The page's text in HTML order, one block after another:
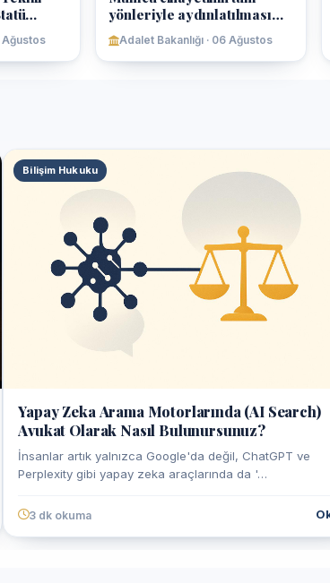
Ağustos
yönleriyle aydınlatılması
hedefleniyor
Adalet Bakanlığı · 06 Ağustos
Bilişim Hukuku
Yapay Zeka Arama Motorlarında (AI Search)
Avukat Olarak Nasıl Bulunursunuz?
İnsanlar artık yalnızca Google'da değil, ChatGPT ve
Perplexity gibi yapay zeka araçlarında da '…
3 dk okuma